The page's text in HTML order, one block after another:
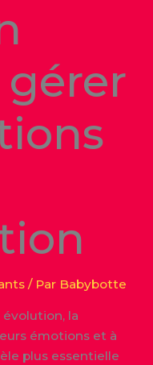
/ Par Babybotte
la
émotions et à
plus essentielle